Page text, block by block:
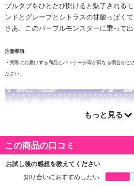
プルタブをひとたび開けると魅了される
ンドとグレープとシトラスの甘酸っぱくて
さあ、このパープルモンスターに乗って出
注意事項:
・実際にお届けする商品とパッケージ等が異なる場合がご
ださい。
もっと見る
この商品の口コミ
お試し後の感想を教えてください
知り合いにおすすめしたい